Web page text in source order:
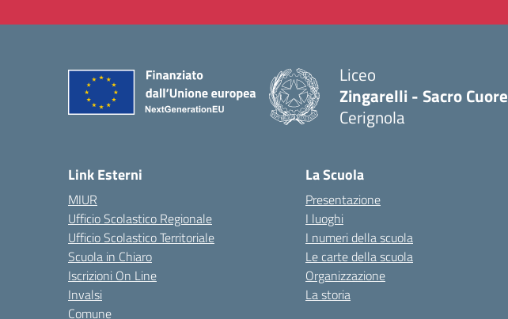
Liceo
Zingarelli - Sacro Cuore
Cerignola
Link Esterni
MIUR
Ufficio Scolastico Regionale
Ufficio Scolastico Territoriale
Scuola in Chiaro
Iscrizioni On Line
Invalsi
Comune
La Scuola
Presentazione
I luoghi
I numeri della scuola
Le carte della scuola
Organizzazione
La storia